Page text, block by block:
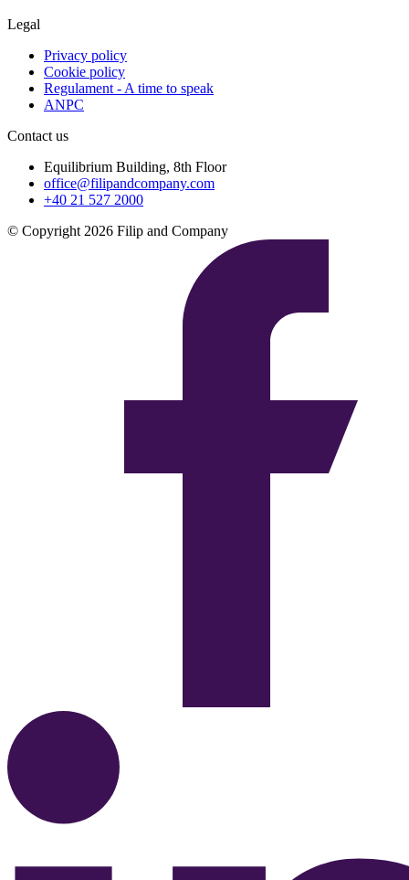
Legal
Privacy policy
Cookie policy
Regulament - A time to speak
ANPC
Contact us
Equilibrium Building, 8th Floor
office@filipandcompany.com
+40 21 527 2000
© Copyright 2026 Filip and Company